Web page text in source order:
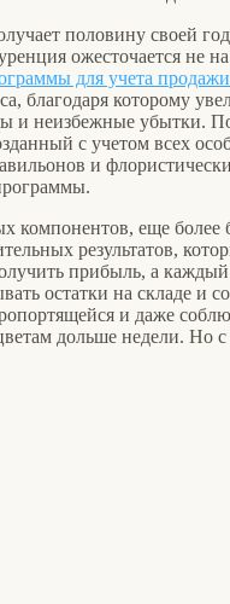
половину своей
ожесточается не
для учета
благодаря которому
и неизбежные убытки.
с учетом всех
и
компонентов, еще
результатов,
прибыль, а
остатки на складе и
и даже
дольше недели. Но